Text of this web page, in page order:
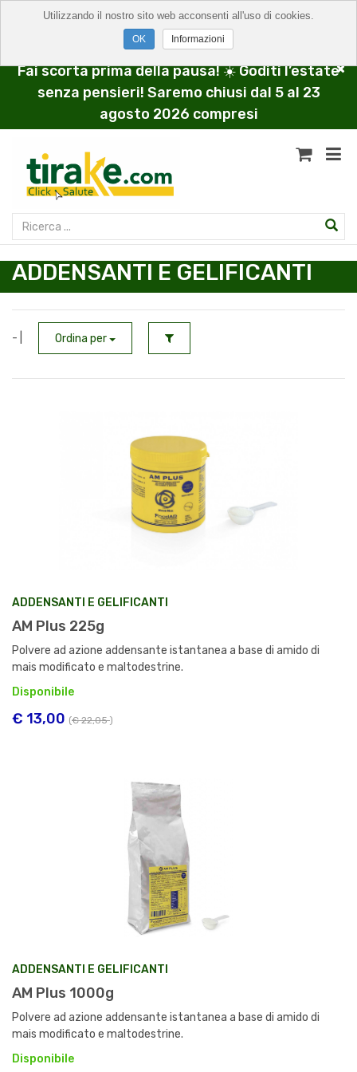
Fai scorta prima della pausa! ☀️ Goditi l’estate
senza pensieri! Saremo chiusi dal 5 al 23
agosto 2026 compresi
ADDENSANTI E GELIFICANTI
- | Ordina per
ADDENSANTI E GELIFICANTI
AM Plus 225g
Polvere ad azione addensante istantanea a base di amido di
mais modificato e maltodestrine.
Disponibile
€ 13,00 (€ 22,05)
ADDENSANTI E GELIFICANTI
AM Plus 1000g
Polvere ad azione addensante istantanea a base di amido di
mais modificato e maltodestrine.
Disponibile
Utilizzando il nostro sito web acconsenti all'uso di cookies.
Informazioni